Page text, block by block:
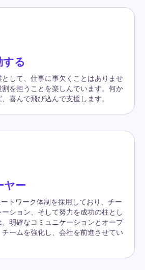
る
して、仕事に事欠くことはありませ
を担うことを楽しんでいます。何か
喜んで飛び込んで支援します。
ヤー
トワーク体制を採用しており、チー
ション、そして努力を成功の柱とし
明確なコミュニケーションとオープ
ームを強化し、会社を前進させてい